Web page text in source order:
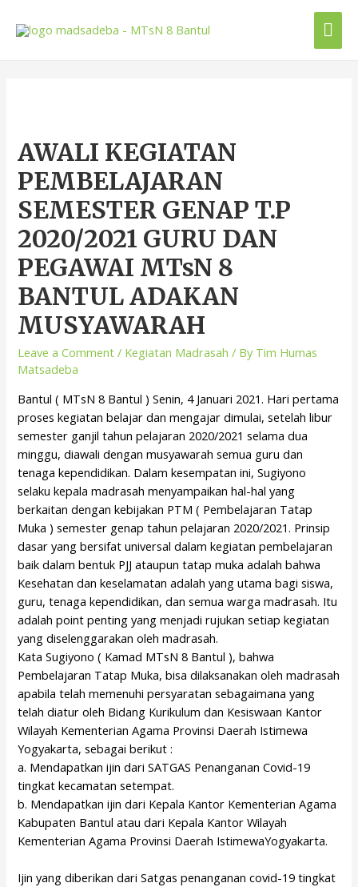
AWALI KEGIATAN
PEMBELAJARAN
SEMESTER GENAP T.P
2020/2021 GURU DAN
PEGAWAI MTsN 8
BANTUL ADAKAN
MUSYAWARAH
Leave a Comment / Kegiatan Madrasah / By Tim Humas
Matsadeba
Bantul ( MTsN 8 Bantul ) Senin, 4 Januari 2021. Hari pertama
proses kegiatan belajar dan mengajar dimulai, setelah libur
semester ganjil tahun pelajaran 2020/2021 selama dua
minggu, diawali dengan musyawarah semua guru dan
tenaga kependidikan. Dalam kesempatan ini, Sugiyono
selaku kepala madrasah menyampaikan hal-hal yang
berkaitan dengan kebijakan PTM ( Pembelajaran Tatap
Muka ) semester genap tahun pelajaran 2020/2021. Prinsip
dasar yang bersifat universal dalam kegiatan pembelajaran
baik dalam bentuk PJJ ataupun tatap muka adalah bahwa
Kesehatan dan keselamatan adalah yang utama bagi siswa,
guru, tenaga kependidikan, dan semua warga madrasah. Itu
adalah point penting yang menjadi rujukan setiap kegiatan
yang diselenggarakan oleh madrasah.
Kata Sugiyono ( Kamad MTsN 8 Bantul ), bahwa
Pembelajaran Tatap Muka, bisa dilaksanakan oleh madrasah
apabila telah memenuhi persyaratan sebagaimana yang
telah diatur oleh Bidang Kurikulum dan Kesiswaan Kantor
Wilayah Kementerian Agama Provinsi Daerah Istimewa
Yogyakarta, sebagai berikut :
a. Mendapatkan ijin dari SATGAS Penanganan Covid-19
tingkat kecamatan setempat.
b. Mendapatkan ijin dari Kepala Kantor Kementerian Agama
Kabupaten Bantul atau dari Kepala Kantor Wilayah
Kementerian Agama Provinsi Daerah IstimewaYogyakarta.
Ijin yang diberikan dari Satgas penanganan covid-19 tingkat